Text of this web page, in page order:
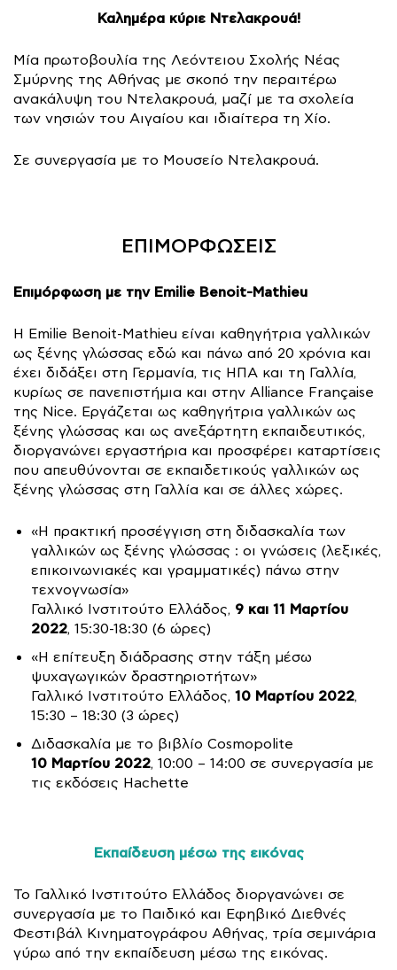
Καλημέρα κύριε Ντελακρουά!
Μία πρωτοβουλία της Λεόντειου Σχολής Νέας
Σμύρνης της Αθήνας με σκοπό την περαιτέρω
ανακάλυψη του Ντελακρουά, μαζί με τα σχολεία
των νησιών του Αιγαίου και ιδιαίτερα τη Χίο.
Σε συνεργασία με το Μουσείο Ντελακρουά.
ΕΠΙΜΟΡΦΩΣΕΙΣ
Επιμόρφωση με την Emilie Benoit-Mathieu
Η Emilie Benoit-Mathieu είναι καθηγήτρια γαλλικών
ως ξένης γλώσσας εδώ και πάνω από 20 χρόνια και
έχει διδάξει στη Γερμανία, τις ΗΠΑ και τη Γαλλία,
κυρίως σε πανεπιστήμια και στην Alliance Française
της Nice. Εργάζεται ως καθηγήτρια γαλλικών ως
ξένης γλώσσας και ως ανεξάρτητη εκπαιδευτικός,
διοργανώνει εργαστήρια και προσφέρει καταρτίσεις
που απευθύνονται σε εκπαιδετικούς γαλλικών ως
ξένης γλώσσας στη Γαλλία και σε άλλες χώρες.
«Η πρακτική προσέγγιση στη διδασκαλία των
γαλλικών ως ξένης γλώσσας : οι γνώσεις (λεξικές,
επικοινωνιακές και γραμματικές) πάνω στην
τεχνογνωσία»
Γαλλικό Ινστιτούτο Ελλάδος, 9 και 11 Μαρτίου
2022, 15:30-18:30 (6 ώρες)
«Η επίτευξη διάδρασης στην τάξη μέσω
ψυχαγωγικών δραστηριοτήτων»
Γαλλικό Ινστιτούτο Ελλάδος, 10 Μαρτίου 2022,
15:30 – 18:30 (3 ώρες)
Διδασκαλία με το βιβλίο Cosmopolite
10 Μαρτίου 2022, 10:00 – 14:00 σε συνεργασία με
τις εκδόσεις Hachette
Εκπαίδευση μέσω της εικόνας
Το Γαλλικό Ινστιτούτο Ελλάδος διοργανώνει σε
συνεργασία με το Παιδικό και Εφηβικό Διεθνές
Φεστιβάλ Κινηματογράφου Αθήνας, τρία σεμινάρια
γύρω από την εκπαίδευση μέσω της εικόνας.